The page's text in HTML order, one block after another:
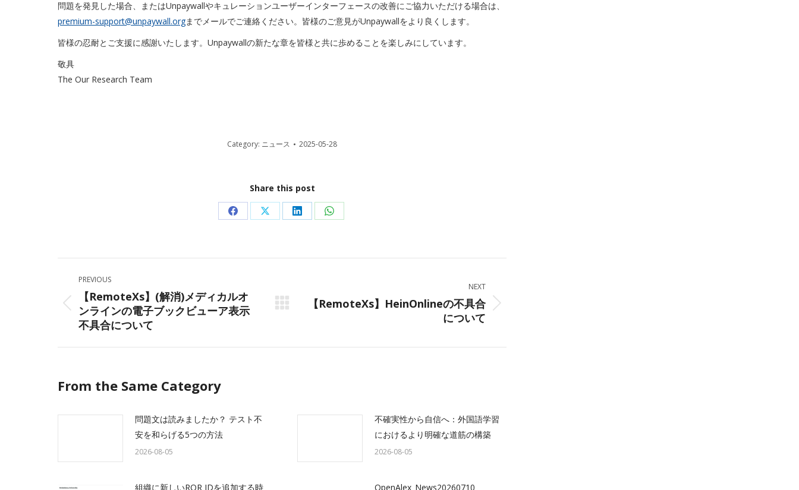
問題を発見した場合、またはUnpaywallやキュレーションユーザーインターフェースの改善にご協力いただける場合は、
premium-support@unpaywall.orgまでメールでご連絡ください。皆様のご意見がUnpaywallをより良くします。
皆様の忍耐とご支援に感謝いたします。Unpaywallの新たな章を皆様と共に歩めることを楽しみにしています。
敬具
The Our Research Team
Category: ニュース 2025-05-28
Share this post
Share
Facebook
Share
X
Share
LinkedIn
Share
WhatsApp
navigation
PREVIOUS
Previous
post:
【RemoteXs】(解消)メディカルオ
ンラインの電子ブックビューア表示
不具合について
NEXT
Next
【RemoteXs】HeinOnlineの不具合
について
From the Same Category
問題文は読みましたか？ テスト不
安を和らげる5つの方法
2026-08-05
不確実性から自信へ：外国語学習
におけるより明確な道筋の構築
2026-08-05
組織に新しいROR IDを追加する時 OpenAlex_News20260710